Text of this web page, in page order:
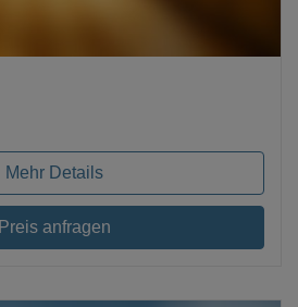
Mehr Details
Preis anfragen